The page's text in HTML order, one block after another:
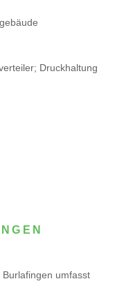
Druckhaltung
umfasst